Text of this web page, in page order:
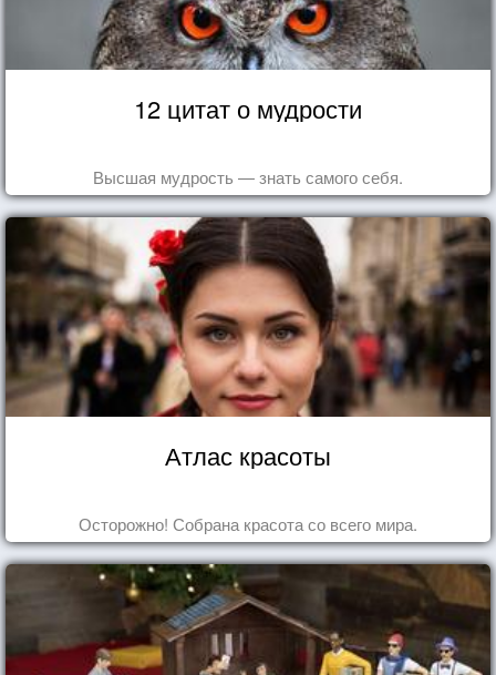
12 цитат о мудрости
Высшая мудрость — знать самого себя.
Атлас красоты
Осторожно! Собрана красота со всего мира.